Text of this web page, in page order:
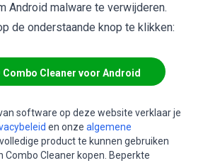
Android malware te verwijderen.
de onderstaande knop te klikken:
Combo Cleaner voor Android
software op deze website verklaar je
en onze algemene
product te kunnen gebruiken
Combo Cleaner kopen. Beperkte